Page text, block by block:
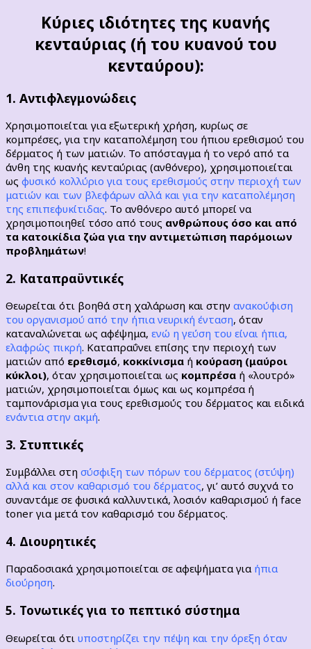
Κύριες ιδιότητες της κυανής
κενταύριας (ή του κυανού του
κενταύρου):
1. Αντιφλεγμονώδεις
Χρησιμοποιείται για εξωτερική χρήση, κυρίως σε
κομπρέσες, για την καταπολέμηση του ήπιου ερεθισμού του
δέρματος ή των ματιών. Το απόσταγμα ή το νερό από τα
άνθη της κυανής κενταύριας (ανθόνερο), χρησιμοποιείται
ως φυσικό κολλύριο για τους ερεθισμούς στην περιοχή των
ματιών και των βλεφάρων αλλά και για την καταπολέμηση
της επιπεφυκίτιδας. Το ανθόνερο αυτό μπορεί να
χρησιμοποιηθεί τόσο από τους ανθρώπους όσο και από
τα κατοικίδια ζώα για την αντιμετώπιση παρόμοιων
προβλημάτων!
2. Καταπραϋντικές
Θεωρείται ότι βοηθά στη χαλάρωση και στην ανακούφιση
του οργανισμού από την ήπια νευρική ένταση, όταν
καταναλώνεται ως αφέψημα, ενώ η γεύση του είναι ήπια,
ελαφρώς πικρή. Καταπραΰνει επίσης την περιοχή των
ματιών από ερεθισμό, κοκκίνισμα ή κούραση (μαύροι
κύκλοι), όταν χρησιμοποιείται ως κομπρέσα ή «λουτρό»
ματιών, χρησιμοποιείται όμως και ως κομπρέσα ή
ταμπονάρισμα για τους ερεθισμούς του δέρματος και ειδικά
ενάντια στην ακμή.
3. Στυπτικές
Συμβάλλει στη σύσφιξη των πόρων του δέρματος (στύψη)
αλλά και στον καθαρισμό του δέρματος, γι’ αυτό συχνά το
συναντάμε σε φυσικά καλλυντικά, λοσιόν καθαρισμού ή face
toner για μετά τον καθαρισμό του δέρματος.
4. Διουρητικές
Παραδοσιακά χρησιμοποιείται σε αφεψήματα για ήπια
διούρηση.
5. Τονωτικές για το πεπτικό σύστημα
Θεωρείται ότι υποστηρίζει την πέψη και την όρεξη όταν